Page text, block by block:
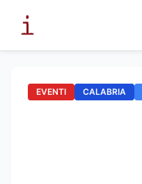
EVENTI CALABRIA